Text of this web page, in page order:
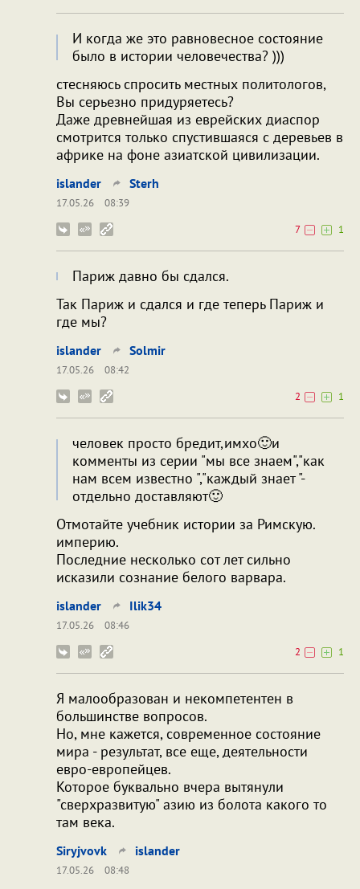
И когда же это равновесное состояние
было в истории человечества? )))
стесняюсь спросить местных политологов,
Вы серьезно придуряетесь?
Даже древнейшая из еврейских диаспор
смотрится только спустившаяся с деревьев в
африке на фоне азиатской цивилизации.
islander Sterh
17.05.26
08:39
7
1
Париж давно бы сдался.
Так Париж и сдался и где теперь Париж и
где мы?
islander Solmir
17.05.26
08:42
2
1
человек просто бредит,имхо🙂и
комменты из серии "мы все знаем","как
нам всем известно ","каждый знает "-
отдельно доставляют🙂
Отмотайте учебник истории за Римскую.
империю.
Последние несколько сот лет сильно
исказили сознание белого варвара.
islander Ilik34
17.05.26
08:46
2
1
Я малообразован и некомпетентен в
большинстве вопросов.
Но, мне кажется, современное состояние
мира - результат, все еще, деятельности
евро-европейцев.
Которое буквально вчера вытянули
"сверхразвитую" азию из болота какого то
там века.
Siryjvovk islander
17.05.26
08:48